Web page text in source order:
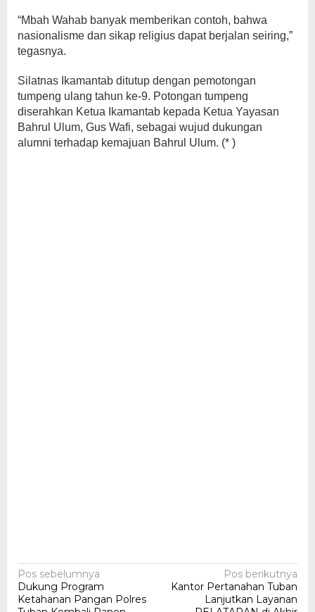
“Mbah Wahab banyak memberikan contoh, bahwa
nasionalisme dan sikap religius dapat berjalan seiring,”
tegasnya.
Silatnas Ikamantab ditutup dengan pemotongan
tumpeng ulang tahun ke-9. Potongan tumpeng
diserahkan Ketua Ikamantab kepada Ketua Yayasan
Bahrul Ulum, Gus Wafi, sebagai wujud dukungan
alumni terhadap kemajuan Bahrul Ulum. (* )
Navigasi
pos
Pos sebelumnya
Dukung Program
Ketahanan Pangan Polres
Pos berikutnya
Kantor Pertanahan Tuban
Lanjutkan Layanan